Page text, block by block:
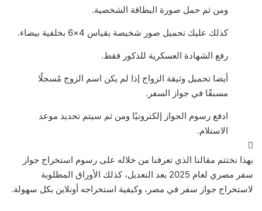
ومن ثم حمل صورة البطاقة الشخصية.
كذلك عليك تحميل صور شخيصة بقياس 4×6 بخلفية بيضاء.
رفع الشهادة العسكرية للذكور فقط.
أيضا تحميل وثيقة الزواج إذا لم يكن اسم الزوج مُسجلًا
مسبقًا في جواز السفر.
ادفع رسوم الجواز إلكترونيًا ومن ثم سيتم تحديد موعد
الاستلام.
بهذا نختتم مقالنا الذي تعرفنا من خلاله على رسوم استخراج جواز
سفر مصري لعام 2025 بعد التعديل، كذلك الأوراق المطلوبة
لاستخراج جواز سفر في مصر، وكيفية استخراجه أونلاين بكل سهولة.